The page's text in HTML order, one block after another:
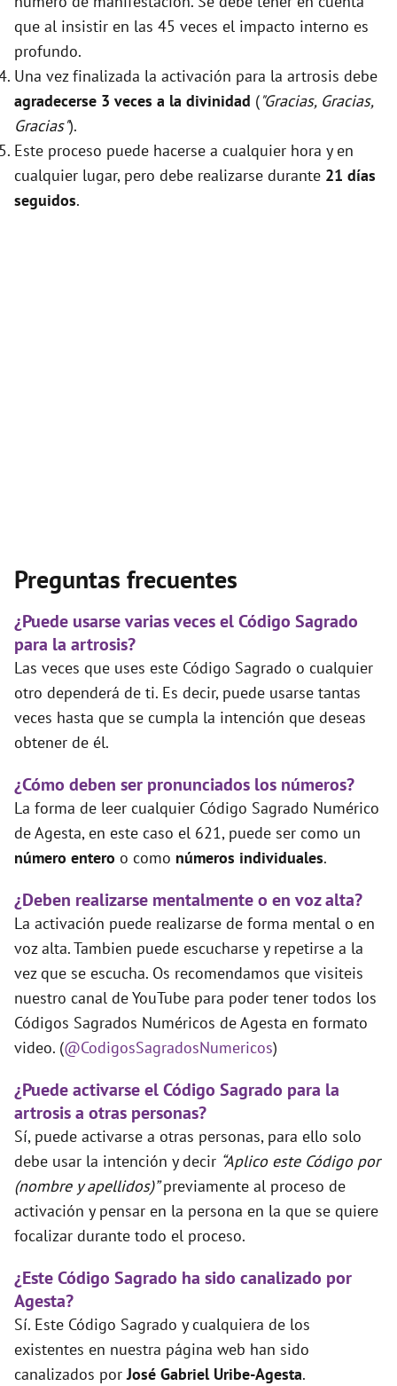
que al insistir en las 45 veces el impacto interno es
profundo.
Una vez finalizada la activación para la artrosis debe
agradecerse 3 veces a la divinidad ("Gracias, Gracias,
Gracias").
Este proceso puede hacerse a cualquier hora y en
cualquier lugar, pero debe realizarse durante 21 días
seguidos.
Preguntas frecuentes
¿Puede usarse varias veces el Código Sagrado
para la artrosis?
Las veces que uses este Código Sagrado o cualquier
otro dependerá de ti. Es decir, puede usarse tantas
veces hasta que se cumpla la intención que deseas
obtener de él.
¿Cómo deben ser pronunciados los números?
La forma de leer cualquier Código Sagrado Numérico
de Agesta, en este caso el 621, puede ser como un
número entero o como números individuales.
¿Deben realizarse mentalmente o en voz alta?
La activación puede realizarse de forma mental o en
voz alta. Tambien puede escucharse y repetirse a la
vez que se escucha. Os recomendamos que visiteis
nuestro canal de YouTube para poder tener todos los
Códigos Sagrados Numéricos de Agesta en formato
video. (@CodigosSagradosNumericos)
¿Puede activarse el Código Sagrado para la
artrosis a otras personas?
Sí, puede activarse a otras personas, para ello solo
debe usar la intención y decir “Aplico este Código por
(nombre y apellidos)”previamente al proceso de
activación y pensar en la persona en la que se quiere
focalizar durante todo el proceso.
¿Este Código Sagrado ha sido canalizado por
Agesta?
Sí. Este Código Sagrado y cualquiera de los
existentes en nuestra página web han sido
canalizados porJosé Gabriel Uribe-Agesta.